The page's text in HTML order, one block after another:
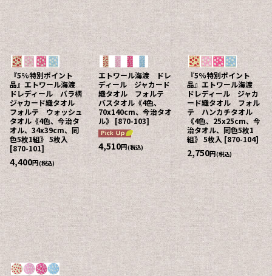
『5%特別ポイント
品』エトワール海渡
ドレディール バラ柄
ジャカード織タオル
フォルテ ウォッシュ
タオル《4色、今治タ
オル、34x39cm、同
色5枚1組》 5枚入
[870-101]
4,400円(税込)
エトワール海渡 ドレ
ディール ジャカード
織タオル フォルテ
バスタオル《4色、
70x140cm、今治タオ
ル》 [870-103]
4,510円(税込)
『5%特別ポイント
品』エトワール海渡
ドレディール ジャカ
ード織タオル フォル
テ ハンカチタオル
《4色、25x25cm、今
治タオル、同色5枚1
組》 5枚入 [870-104]
2,750円(税込)